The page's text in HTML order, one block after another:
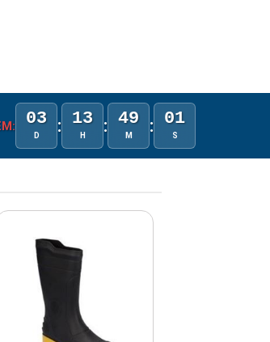
03
D : 13
H : 49
M : 01
S